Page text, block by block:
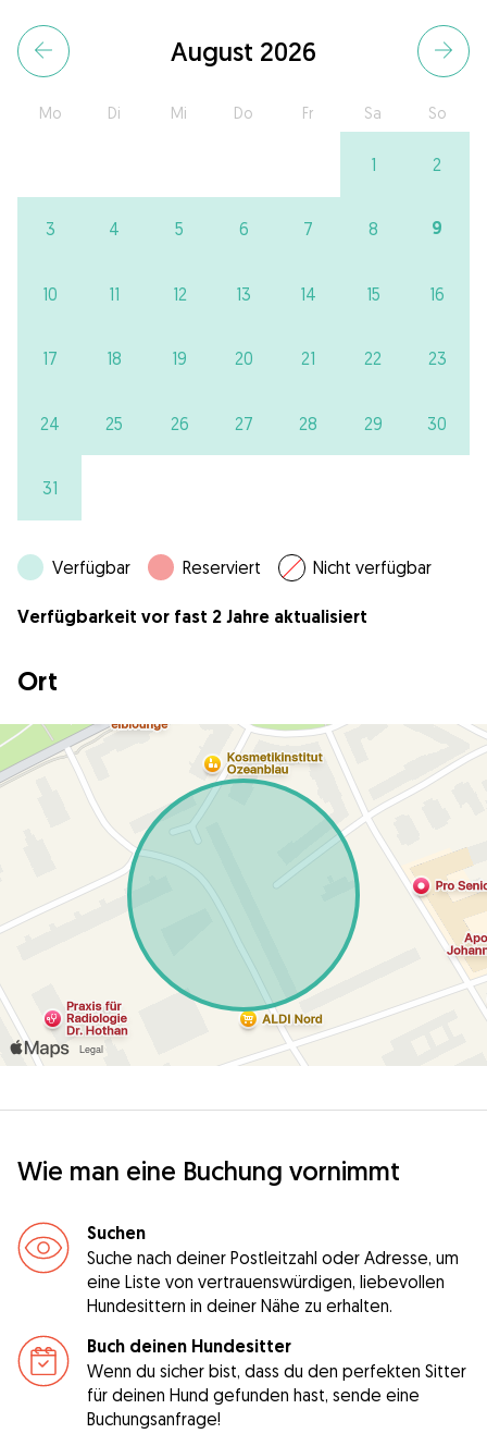
August 2026
Mo Di Mi Do Fr Sa So
1 2
3 4 5 6 7 8 9
10 11 12 13 14 15 16
17 18 19 20 21 22 23
24 25 26 27 28 29 30
31
Verfügbar Reserviert Nicht verfügbar
Verfügbarkeit vor fast 2 Jahre aktualisiert
Ort
Wie man eine Buchung vornimmt
Suchen
Suche nach deiner Postleitzahl oder Adresse, um
eine Liste von vertrauenswürdigen, liebevollen
Hundesittern in deiner Nähe zu erhalten.
Buch deinen Hundesitter
Wenn du sicher bist, dass du den perfekten Sitter
für deinen Hund gefunden hast, sende eine
Buchungsanfrage!